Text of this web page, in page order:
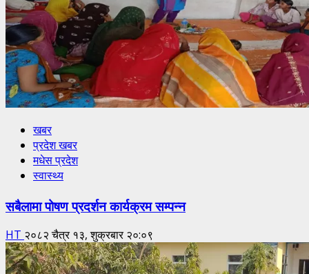
खबर
प्रदेश खबर
मधेस प्रदेश
स्वास्थ्य
सबैलामा पोषण प्रदर्शन कार्यक्रम सम्पन्न
HT २०८२ चैत्र १३, शुक्रबार २०:०९